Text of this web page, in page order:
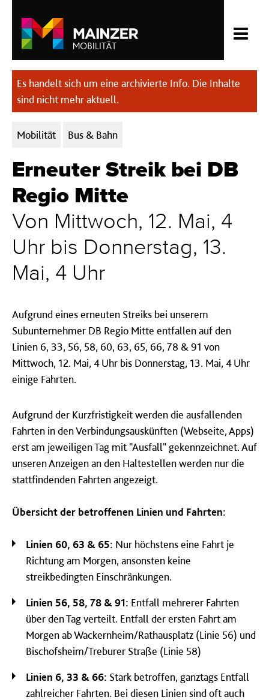
Es handelt sich um eine archivierte Info. Die Inhalte
sind nicht mehr aktuell.
Kategorien:
Mobilität Bus & Bahn
Erneuter Streik bei DB
Regio Mitte
Von Mittwoch, 12. Mai, 4
Uhr bis Donnerstag, 13.
Mai, 4 Uhr
Aufgrund eines erneuten Streiks bei unserem
Subunternehmer DB Regio Mitte entfallen auf den
Linien 6, 33, 56, 58, 60, 63, 65, 66, 78 & 91 von
Mittwoch, 12. Mai, 4 Uhr bis Donnerstag, 13. Mai, 4 Uhr
einige Fahrten.
Aufgrund der Kurzfristigkeit werden die ausfallenden
Fahrten in den Verbindungsauskünften (Webseite, Apps)
erst am jeweiligen Tag mit "Ausfall" gekennzeichnet. Auf
unseren Anzeigen an den Haltestellen werden nur die
stattfindenden Fahrten angezeigt.
Übersicht der betroffenen Linien und Fahrten:
Linien 60, 63 & 65: Nur höchstens eine Fahrt je
Richtung am Morgen, ansonsten keine
streikbedingten Einschränkungen.
Linien 56, 58, 78 & 91: Entfall mehrerer Fahrten
über den Tag verteilt. Entfall der ersten Fahrt am
Morgen ab Wackernheim/Rathausplatz (Linie 56) und
Bischofsheim/Treburer Straße (Linie 58)
Linien 6, 33 & 66: Stark betroffen, ganztags Entfall
zahlreicher Fahrten. Bei diesen Linien sind oft auch